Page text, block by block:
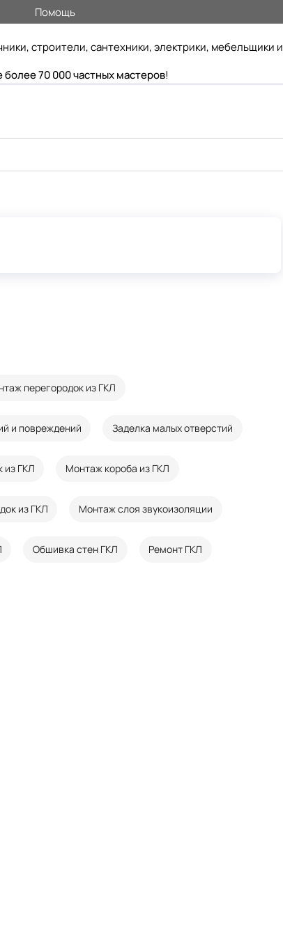
Помощь
строители, сантехники, электрики, мебельщики и
более 70 000 частных мастеров!
перегородок из ГКЛ
и повреждений Заделка малых отверстий
из ГКЛ Монтаж короба из ГКЛ
из ГКЛ Монтаж слоя звукоизоляции
Обшивка стен ГКЛ Ремонт ГКЛ